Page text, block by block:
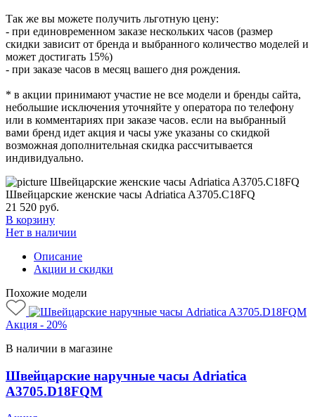
Так же вы можете получить льготную цену:
- при единовременном заказе нескольких часов (размер
скидки зависит от бренда и выбранного количество моделей и
может достигать 15%)
- при заказе часов в месяц вашего дня рождения.
* в акции принимают участие не все модели и бренды сайта,
небольшие исключения уточняйте у оператора по телефону
или в комментариях при заказе часов. если на выбранный
вами бренд идет акция и часы уже указаны со скидкой
возможная дополнительная скидка рассчитывается
индивидуально.
Швейцарские женские часы Adriatica A3705.C18FQ
21 520 руб.
В корзину
Нет в наличии
Описание
Акции и скидки
Похожие модели
Акция - 20%
В наличии в магазине
Швейцарские наручные часы Adriatica
A3705.D18FQM